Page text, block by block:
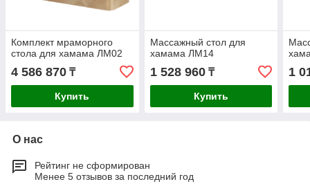
Комплект мраморного
стола для хамама ЛМ02
4 586 870 ₸
Купить
Массажный стол для
хамама ЛМ14
1 528 960₸
Купить
1
О нас
Рейтинг не сформирован
Менее 5 отзывов за последний год